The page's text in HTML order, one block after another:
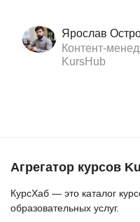
Ярослав
Контент-
KursHub
Агрегатор курсов
КурсХаб — это каталог
образовательных услуг.